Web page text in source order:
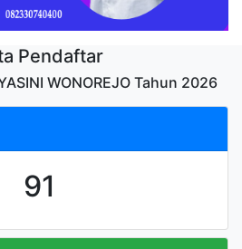
Pendaftar
WONOREJO Tahun 2026
91